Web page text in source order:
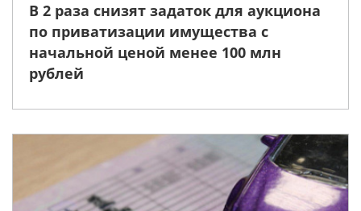
В 2 раза снизят задаток для аукциона
по приватизации имущества с
начальной ценой менее 100 млн
рублей